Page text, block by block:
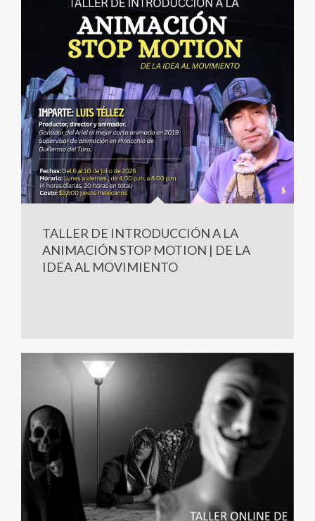
TALLER DE INTRODUCCIÓN A LA
ANIMACIÓN STOP MOTION | DE LA
IDEA AL MOVIMIENTO